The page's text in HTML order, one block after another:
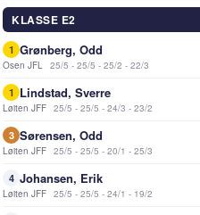
KLASSE E2
1 Grønberg, Odd
Osen JFL 25/5 - 25/5 - 25/2 - 22/3
1 Lindstad, Sverre
Løiten JFF 25/5 - 25/5 - 24/3 - 23/2
3 Sørensen, Odd
Løiten JFF 25/5 - 25/5 - 20/1 - 25/3
4 Johansen, Erik
Løiten JFF 25/5 - 25/5 - 24/1 - 19/2